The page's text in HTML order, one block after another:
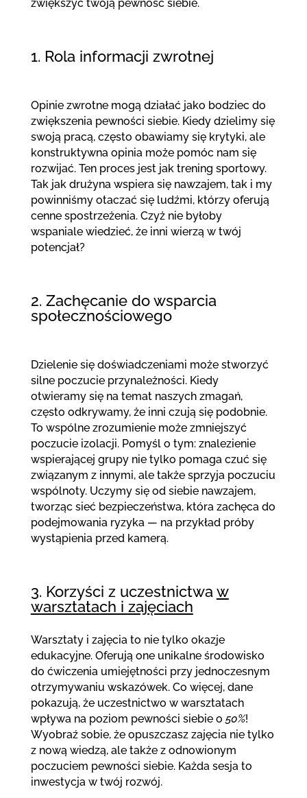
zwiększyć twoją pewność siebie.
1. Rola informacji zwrotnej
Opinie zwrotne mogą działać jako bodziec do
zwiększenia pewności siebie. Kiedy dzielimy się
swoją pracą, często obawiamy się krytyki, ale
konstruktywna opinia może pomóc nam się
rozwijać. Ten proces jest jak trening sportowy.
Tak jak drużyna wspiera się nawzajem, tak i my
powinniśmy otaczać się ludźmi, którzy oferują
cenne spostrzeżenia. Czyż nie byłoby
wspaniale wiedzieć, że inni wierzą w twój
potencjał?
2. Zachęcanie do wsparcia
społecznościowego
Dzielenie się doświadczeniami może stworzyć
silne poczucie przynależności. Kiedy
otwieramy się na temat naszych zmagań,
często odkrywamy, że inni czują się podobnie.
To wspólne zrozumienie może zmniejszyć
poczucie izolacji. Pomyśl o tym: znalezienie
wspierającej grupy nie tylko pomaga czuć się
związanym z innymi, ale także sprzyja poczuciu
wspólnoty. Uczymy się od siebie nawzajem,
tworząc sieć bezpieczeństwa, która zachęca do
podejmowania ryzyka — na przykład próby
wystąpienia przed kamerą.
3. Korzyści z uczestnictwaw
warsztatach i zajęciach
Warsztaty i zajęcia to nie tylko okazje
edukacyjne. Oferują one unikalne środowisko
do ćwiczenia umiejętności przy jednoczesnym
otrzymywaniu wskazówek. Co więcej, dane
pokazują, że uczestnictwo w warsztatach
wpływa na poziom pewności siebie o50%!
Wyobraź sobie, że opuszczasz zajęcia nie tylko
z nową wiedzą, ale także z odnowionym
poczuciem pewności siebie. Każda sesja to
inwestycja w twój rozwój.